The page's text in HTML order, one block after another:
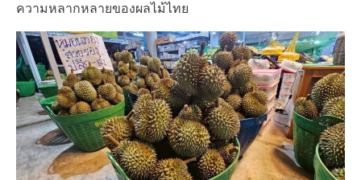
ความหลากหลายของผลไม้ไทย